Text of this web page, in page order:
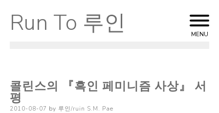
Skip
to
Run To 루인 MENU
콜린스의 『흑인 페미니즘 사상』 서
평
Posted
2010-08-07 by 루인/ruin S.M. Pae